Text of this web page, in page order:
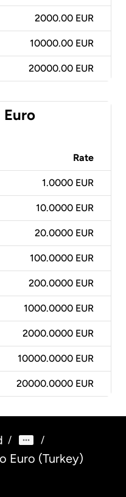
2000.00 EUR
10000.00 EUR
20000.00 EUR
Euro
Rate
1.0000 EUR
10.0000 EUR
20.0000 EUR
100.0000 EUR
200.0000 EUR
1000.0000 EUR
2000.0000 EUR
10000.0000 EUR
20000.0000 EUR
/ /
Euro (Turkey)